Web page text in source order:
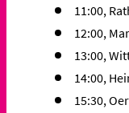
11:00,
12:00,
13:00,
14:00,
15:30,